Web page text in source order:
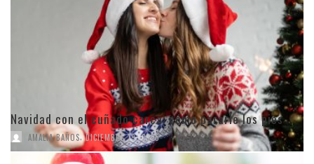
Navidad con el cuñado carca: cómo pararle los pies
AMALIA BAÑOS, DICIEMBRE 19, 2025